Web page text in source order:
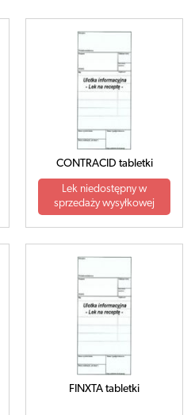
CONTRACID tabletki
Lek niedostępny w
sprzedaży wysyłkowej
FINXTA tabletki